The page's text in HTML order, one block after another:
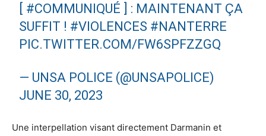
#COMMUNIQUÉ ] : MAINTENANT ÇA
SUFFIT ! #VIOLENCES #NANTERRE
PIC.TWITTER.COM/FW6SPFZZGQ
— UNSA POLICE (@UNSAPOLICE)
JUNE 30, 2023
Une interpellation visant directement Darmanin et